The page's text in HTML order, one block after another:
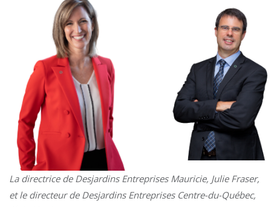
La directrice de Desjardins Entreprises Mauricie, Julie Fraser,
et le directeur de Desjardins Entreprises Centre-du-Québec,